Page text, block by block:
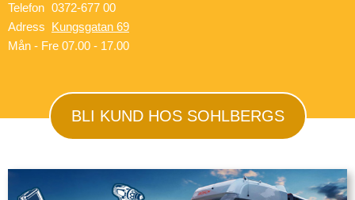
Telefon 0372-677 00
Adress
Kungsgatan 69
Mån - Fre 07.00 - 17.00
BLI KUND HOS SOHLBERGS